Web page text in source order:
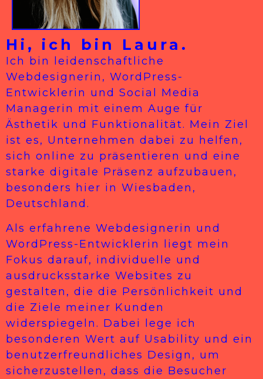
Hi, ich bin Laura.
Ich bin leidenschaftliche
Webdesignerin, WordPress-
Entwicklerin und Social Media
Managerin mit einem Auge für
Ästhetik und Funktionalität. Mein Ziel
ist es, Unternehmen dabei zu helfen,
sich online zu präsentieren und eine
starke digitale Präsenz aufzubauen,
besonders hier in Wiesbaden,
Deutschland.
Als erfahrene Webdesignerin und
WordPress-Entwicklerin liegt mein
Fokus darauf, individuelle und
ausdrucksstarke Websites zu
gestalten, die die Persönlichkeit und
die Ziele meiner Kunden
widerspiegeln. Dabei lege ich
besonderen Wert auf Usability und ein
benutzerfreundliches Design, um
sicherzustellen, dass die Besucher